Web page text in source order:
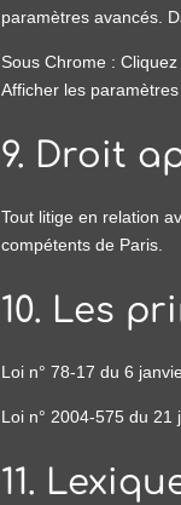
paramètres avancés.
Sous Chrome :
Afficher les
9. Droit
Tout litige en relation
compétents de Paris.
10. Les
Loi n° 78-17 du 6
Loi n° 2004-575 du 21
11.